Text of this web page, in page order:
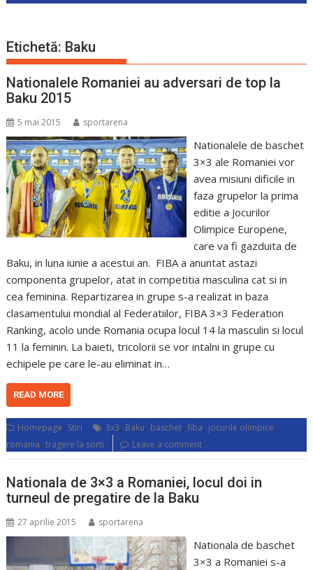
Etichetă: Baku
Nationalele Romaniei au adversari de top la
Baku 2015
5 mai 2015 sportarena
Nationalele de baschet
3×3 ale Romaniei vor
avea misiuni dificile in
faza grupelor la prima
editie a Jocurilor
Olimpice Europene,
care va fi gazduita de
Baku, in luna iunie a acestui an. FIBA a anuntat astazi
componenta grupelor, atat in competitia masculina cat si in
cea feminina. Repartizarea in grupe s-a realizat in baza
clasamentului mondial al Federatiilor, FIBA 3×3 Federation
Ranking, acolo unde Romania ocupa locul 14 la masculin si locul
11 la feminin. La baieti, tricolorii se vor intalni in grupe cu
echipele pe care le-au eliminat in…
READ MORE
Homepage, Stiri 3x3, Baku, baschet,fiba, jocurile olimpice,
romania,tragere la sorti Leave a comment
Nationala de 3×3 a Romaniei, locul doi in
turneul de pregatire de la Baku
27 aprilie 2015 sportarena
Nationala de baschet
3×3 a Romaniei s-a